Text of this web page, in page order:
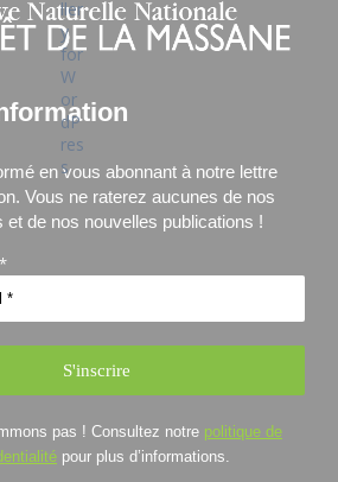
en vous abonnant à notre lettre
Vous ne raterez aucunes de nos
et de nos nouvelles publications !
*
pas ! Consultez notre politique de
pour plus d’informations.